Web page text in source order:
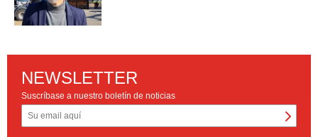
NEWSLETTER
Suscríbase a nuestro boletín de noticias